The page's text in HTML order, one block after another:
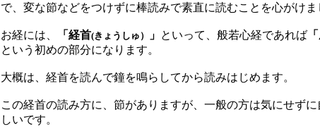
で、変な節などをつけずに棒読みで素直に読むことを心がけま
お経には、 「経首(きょうしゅ） 」 といって、 般若心経であれば
という初めの部分になります。
大概は、経首を読んで鐘を鳴らしてから読みはじめます。
この経首の読み方に、節がありますが、一般の方は気にせず
しいです。